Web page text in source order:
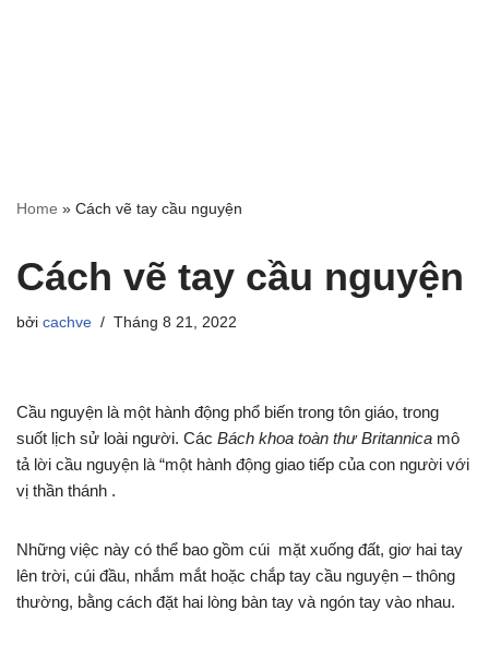
Home » Cách vẽ tay cầu nguyện
Cách vẽ tay cầu nguyện
bởi cachve Tháng 8 21, 2022
Cầu nguyện là một hành động phổ biến trong tôn giáo, trong
suốt lịch sử loài người. Các Bách khoa toàn thư Britannica mô
tả lời cầu nguyện là “một hành động giao tiếp của con người với
vị thần thánh .
Những việc này có thể bao gồm cúi mặt xuống đất, giơ hai tay
lên trời, cúi đầu, nhắm mắt hoặc chắp tay cầu nguyện – thông
thường, bằng cách đặt hai lòng bàn tay và ngón tay vào nhau.